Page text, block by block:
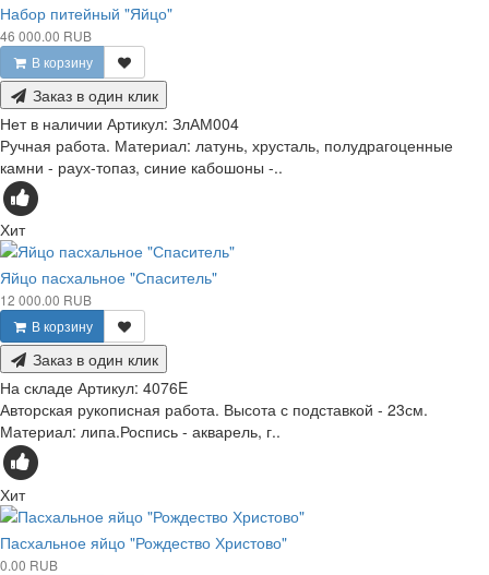
Набор питейный "Яйцо"
46 000.00 RUB
В корзину
Заказ в один клик
Нет в наличии Артикул: ЗлАМ004
Ручная работа. Материал: латунь, хрусталь, полудрагоценные
камни - раух-топаз, синие кабошоны -..
Хит
Яйцо пасхальное "Спаситель"
12 000.00 RUB
В корзину
Заказ в один клик
На складе Артикул: 4076E
Авторская рукописная работа. Высота с подставкой - 23см.
Материал: липа.Роспись - акварель, г..
Хит
Пасхальное яйцо "Рождество Христово"
0.00 RUB